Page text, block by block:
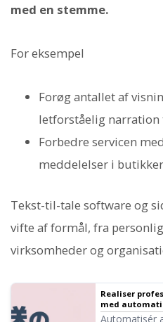
med en stemme.
For eksempel
Forøg antallet af
letforståelig
Forbedre servicen
meddelelser i
Tekst-til-tale software og
vifte af formål, fra
virksomheder og
Realiser
med
komplet
Automatisér